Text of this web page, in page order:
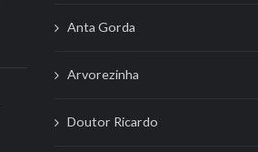
Anta Gorda
Arvorezinha
Doutor Ricardo